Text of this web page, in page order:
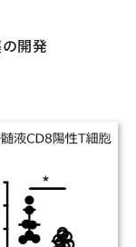
開発